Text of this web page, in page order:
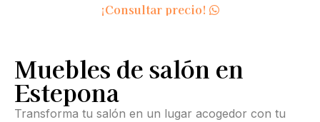
¡Consultar precio!
Muebles de salón en
Estepona
Transforma tu salón en un lugar acogedor con tu